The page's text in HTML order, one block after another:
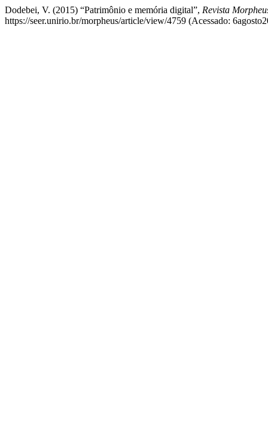
Dodebei, V. (2015) “Patrimônio e memória digital”, Revista
https://seer.unirio.br/morpheus/article/view/4759 (Acessado: